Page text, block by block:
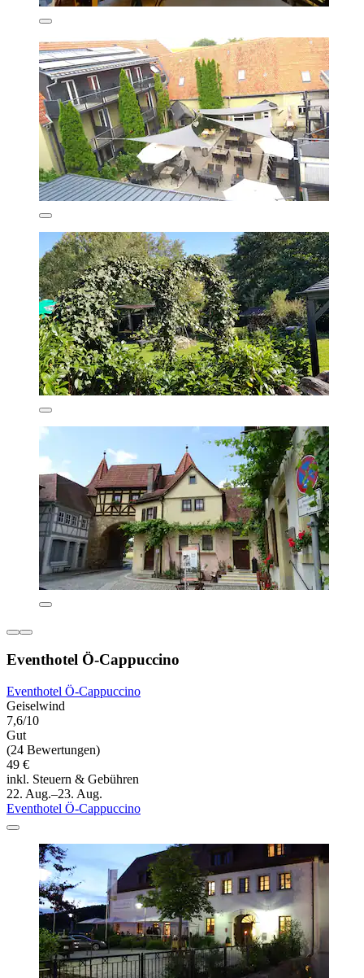
Eventhotel Ö-Cappuccino
Eventhotel Ö-Cappuccino
Geiselwind
7,6/10
Gut
(24 Bewertungen)
49 €
inkl. Steuern & Gebühren
22. Aug.–23. Aug.
Eventhotel Ö-Cappuccino